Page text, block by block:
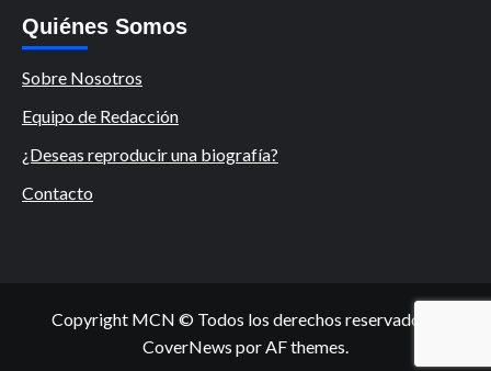
Quiénes Somos
Sobre Nosotros
Equipo de Redacción
¿Deseas reproducir una biografía?
Contacto
Copyright MCN © Todos los derechos reservados.
CoverNews por AF themes.